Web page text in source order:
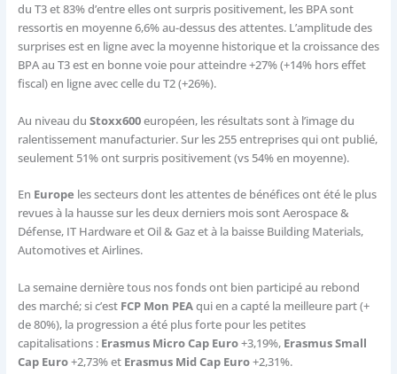
du T3 et 83% d’entre elles ont surpris positivement, les BPA sont
ressortis en moyenne 6,6% au-dessus des attentes. L’amplitude des
surprises est en ligne avec la moyenne historique et la croissance des
BPA au T3 est en bonne voie pour atteindre +27% (+14% hors effet
fiscal) en ligne avec celle du T2 (+26%).
Au niveau du Stoxx600européen, les résultats sont à l’image du
ralentissement manufacturier. Sur les 255 entreprises qui ont publié,
seulement 51% ont surpris positivement (vs 54% en moyenne).
En Europe les secteurs dont les attentes de bénéfices ont été le plus
revues à la hausse sur les deux derniers mois sont Aerospace &
Défense, IT Hardware et Oil & Gaz et à la baisse Building Materials,
Automotives et Airlines.
La semaine dernière tous nos fonds ont bien participé au rebond
des marché; si c’est FCP Mon PEAqui en a capté la meilleure part (+
de 80%), la progression a été plus forte pour les petites
capitalisations : Erasmus Micro Cap Euro+3,19%, Erasmus Small
Cap Euro+2,73% et Erasmus Mid Cap Euro+2,31%.